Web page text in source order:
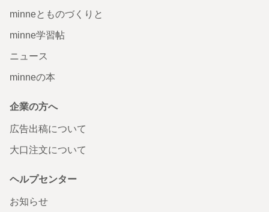
minneとものづくりと
minne学習帖
ニュース
minneの本
企業の方へ
広告出稿について
大口注文について
ヘルプセンター
お知らせ